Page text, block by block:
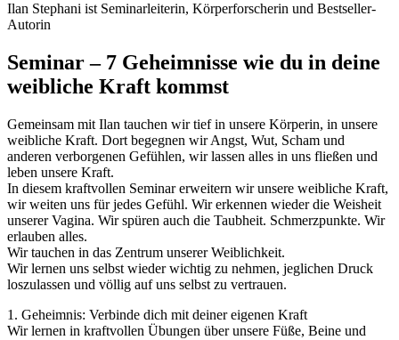
Ilan Stephani ist Seminarleiterin, Körperforscherin und Bestseller-
Autorin
Seminar – 7 Geheimnisse wie du in deine
weibliche Kraft kommst​
Gemeinsam mit Ilan tauchen wir tief in unsere Körperin, in unsere
weibliche Kraft. Dort begegnen wir Angst, Wut, Scham und
anderen verborgenen Gefühlen, wir lassen alles in uns fließen und
leben unsere Kraft.
In diesem kraftvollen Seminar erweitern wir unsere weibliche Kraft,
wir weiten uns für jedes Gefühl. Wir erkennen wieder die Weisheit
unserer Vagina. Wir spüren auch die Taubheit. Schmerzpunkte. Wir
erlauben alles.
Wir tauchen in das Zentrum unserer Weiblichkeit.
Wir lernen uns selbst wieder wichtig zu nehmen, jeglichen Druck
loszulassen und völlig auf uns selbst zu vertrauen.
1. Geheimnis: Verbinde dich mit deiner eigenen Kraft
Wir lernen in kraftvollen Übungen über unsere Füße, Beine und